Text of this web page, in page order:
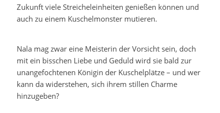
Zukunft viele Streicheleinheiten genießen können und
auch zu einem Kuschelmonster mutieren.
Nala mag zwar eine Meisterin der Vorsicht sein, doch
mit ein bisschen Liebe und Geduld wird sie bald zur
unangefochtenen Königin der Kuschelplätze – und wer
kann da widerstehen, sich ihrem stillen Charme
hinzugeben?